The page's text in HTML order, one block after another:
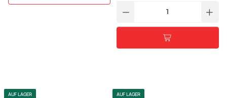
AUF LAGER AUF LAGER